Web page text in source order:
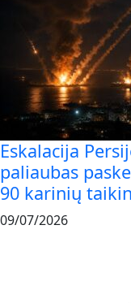
Eskalacija
paliaubas
90 karinių
09/07/2026